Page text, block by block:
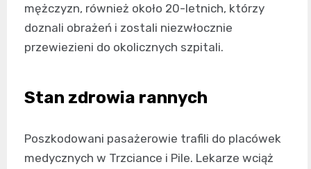
mężczyzn, również około 20-letnich, którzy
doznali obrażeń i zostali niezwłocznie
przewiezieni do okolicznych szpitali.
Stan zdrowia rannych
Poszkodowani pasażerowie trafili do placówek
medycznych w Trzciance i Pile. Lekarze wciąż